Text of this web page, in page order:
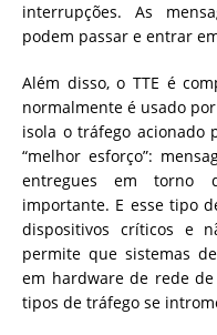
interrupções. As
podem passar e entrar
Além disso, o TTE é
normalmente é usado
isola o tráfego acionado
“melhor esforço”:
entregues em torno
importante. E esse tipo
dispositivos críticos e
permite que sistemas
em hardware de rede
tipos de tráfego se